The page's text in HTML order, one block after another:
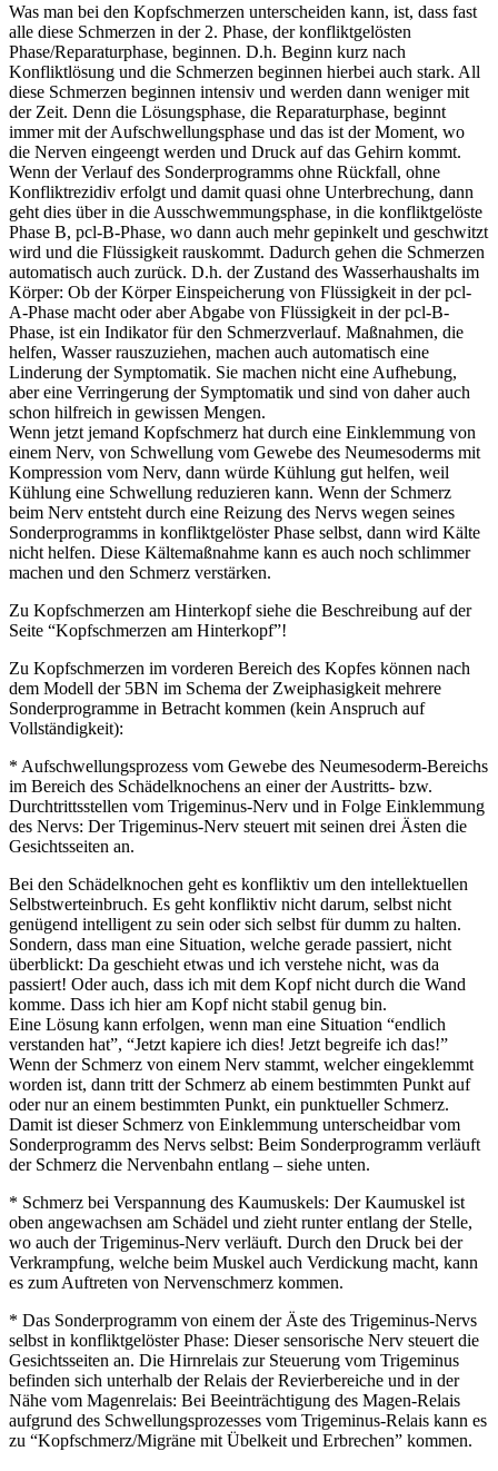
Was man bei den Kopfschmerzen unterscheiden kann, ist, dass fast
alle diese Schmerzen in der 2. Phase, der konfliktgelösten
Phase/Reparaturphase, beginnen. D.h. Beginn kurz nach
Konfliktlösung und die Schmerzen beginnen hierbei auch stark. All
diese Schmerzen beginnen intensiv und werden dann weniger mit
der Zeit. Denn die Lösungsphase, die Reparaturphase, beginnt
immer mit der Aufschwellungsphase und das ist der Moment, wo
die Nerven eingeengt werden und Druck auf das Gehirn kommt.
Wenn der Verlauf des Sonderprogramms ohne Rückfall, ohne
Konfliktrezidiv erfolgt und damit quasi ohne Unterbrechung, dann
geht dies über in die Ausschwemmungsphase, in die konfliktgelöste
Phase B, pcl-B-Phase, wo dann auch mehr gepinkelt und geschwitzt
wird und die Flüssigkeit rauskommt. Dadurch gehen die Schmerzen
automatisch auch zurück. D.h. der Zustand des Wasserhaushalts im
Körper: Ob der Körper Einspeicherung von Flüssigkeit in der pcl-
A-Phase macht oder aber Abgabe von Flüssigkeit in der pcl-B-
Phase, ist ein Indikator für den Schmerzverlauf. Maßnahmen, die
helfen, Wasser rauszuziehen, machen auch automatisch eine
Linderung der Symptomatik. Sie machen nicht eine Aufhebung,
aber eine Verringerung der Symptomatik und sind von daher auch
schon hilfreich in gewissen Mengen.
Wenn jetzt jemand Kopfschmerz hat durch eine Einklemmung von
einem Nerv, von Schwellung vom Gewebe des Neumesoderms mit
Kompression vom Nerv, dann würde Kühlung gut helfen, weil
Kühlung eine Schwellung reduzieren kann. Wenn der Schmerz
beim Nerv entsteht durch eine Reizung des Nervs wegen seines
Sonderprogramms in konfliktgelöster Phase selbst, dann wird Kälte
nicht helfen. Diese Kältemaßnahme kann es auch noch schlimmer
machen und den Schmerz verstärken.
Zu Kopfschmerzen am Hinterkopf siehe die Beschreibung auf der
Seite “Kopfschmerzen am Hinterkopf”!
Zu Kopfschmerzen im vorderen Bereich des Kopfes können nach
dem Modell der 5BN im Schema der Zweiphasigkeit mehrere
Sonderprogramme in Betracht kommen (kein Anspruch auf
Vollständigkeit):
* Aufschwellungsprozess vom Gewebe des Neumesoderm-Bereichs
im Bereich des Schädelknochens an einer der Austritts- bzw.
Durchtrittsstellen vom Trigeminus-Nerv und in Folge Einklemmung
des Nervs: Der Trigeminus-Nerv steuert mit seinen drei Ästen die
Gesichtsseiten an.
Bei den Schädelknochen geht es konfliktiv um den intellektuellen
Selbstwerteinbruch. Es geht konfliktiv nicht darum, selbst nicht
genügend intelligent zu sein oder sich selbst für dumm zu halten.
Sondern, dass man eine Situation, welche gerade passiert, nicht
überblickt: Da geschieht etwas und ich verstehe nicht, was da
passiert! Oder auch, dass ich mit dem Kopf nicht durch die Wand
komme. Dass ich hier am Kopf nicht stabil genug bin.
Eine Lösung kann erfolgen, wenn man eine Situation “endlich
verstanden hat”, “Jetzt kapiere ich dies! Jetzt begreife ich das!”
Wenn der Schmerz von einem Nerv stammt, welcher eingeklemmt
worden ist, dann tritt der Schmerz ab einem bestimmten Punkt auf
oder nur an einem bestimmten Punkt, ein punktueller Schmerz.
Damit ist dieser Schmerz von Einklemmung unterscheidbar vom
Sonderprogramm des Nervs selbst: Beim Sonderprogramm verläuft
der Schmerz die Nervenbahn entlang – siehe unten.
* Schmerz bei Verspannung des Kaumuskels: Der Kaumuskel ist
oben angewachsen am Schädel und zieht runter entlang der Stelle,
wo auch der Trigeminus-Nerv verläuft. Durch den Druck bei der
Verkrampfung, welche beim Muskel auch Verdickung macht, kann
es zum Auftreten von Nervenschmerz kommen.
* Das Sonderprogramm von einem der Äste des Trigeminus-Nervs
selbst in konfliktgelöster Phase: Dieser sensorische Nerv steuert die
Gesichtsseiten an. Die Hirnrelais zur Steuerung vom Trigeminus
befinden sich unterhalb der Relais der Revierbereiche und in der
Nähe vom Magenrelais: Bei Beeinträchtigung des Magen-Relais
aufgrund des Schwellungsprozesses vom Trigeminus-Relais kann es
zu “Kopfschmerz/Migräne mit Übelkeit und Erbrechen” kommen.